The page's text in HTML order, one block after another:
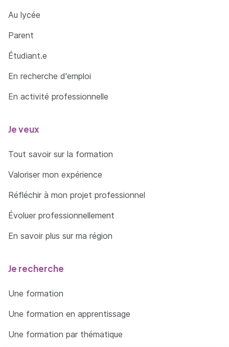
Au lycée
Parent
Étudiant.e
En recherche d'emploi
En activité professionnelle
Je veux
Tout savoir sur la formation
Valoriser mon expérience
Réfléchir à mon projet professionnel
Évoluer professionnellement
En savoir plus sur ma région
Je recherche
Une formation
Une formation en apprentissage
Une formation par thématique